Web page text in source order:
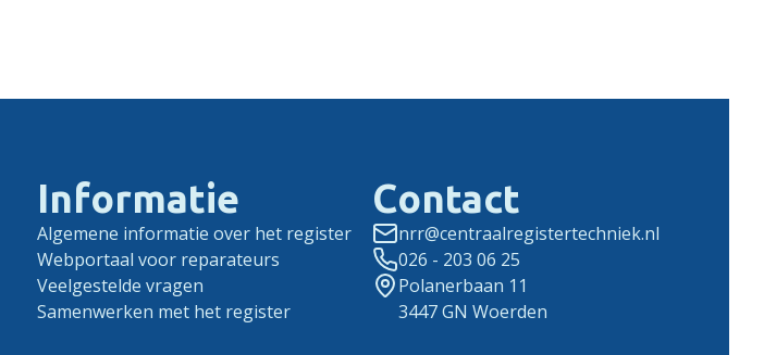
Informatie
Algemene informatie over het register
Webportaal voor reparateurs
Veelgestelde vragen
Samenwerken met het register
Contact
nrr@centraalregistertechniek.nl
026 - 203 06 25
Polanerbaan 11
3447 GN Woerden